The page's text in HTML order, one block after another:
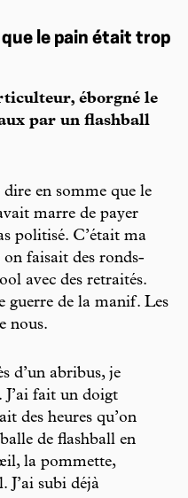
que le pain était trop
éborgné le
par un flashball
dire en somme que le
marre de payer
politisé. C’était ma
faisait des ronds-
avec des retraités.
guerre de la manif. Les
nous.
d’un abribus, je
fait un doigt
des heures qu’on
de flashball en
la pommette,
J’ai subi déjà